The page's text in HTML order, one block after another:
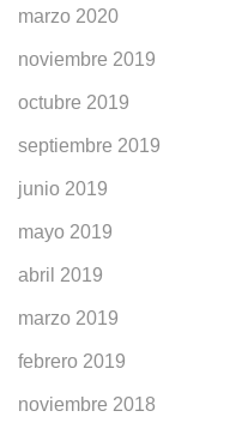
marzo 2020
noviembre 2019
octubre 2019
septiembre 2019
junio 2019
mayo 2019
abril 2019
marzo 2019
febrero 2019
noviembre 2018